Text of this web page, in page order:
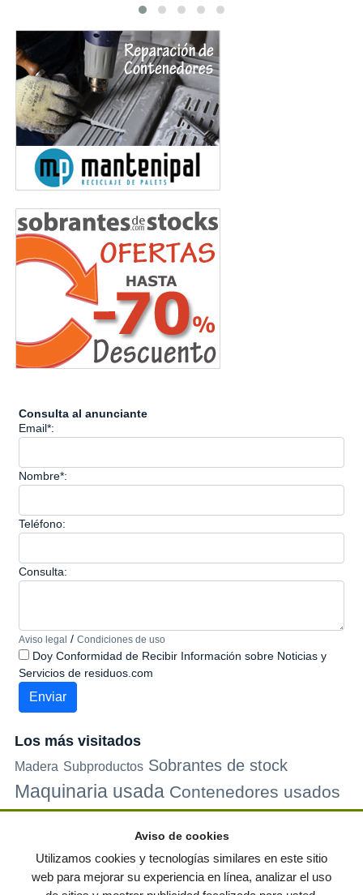
Consulta al anunciante
Email*:
Nombre*:
Teléfono:
Consulta:
Aviso legal / Condiciones de uso
Doy Conformidad de Recibir Información sobre Noticias y
Servicios de residuos.com
Los más visitados
Madera Subproductos Sobrantes de stock
Maquinaria usada Contenedores usados
Palets de plastico Electrodomesticos
Aviso de cookies
Utilizamos cookies y tecnologías similares en este sitio
web para mejorar su experiencia en línea, analizar el uso